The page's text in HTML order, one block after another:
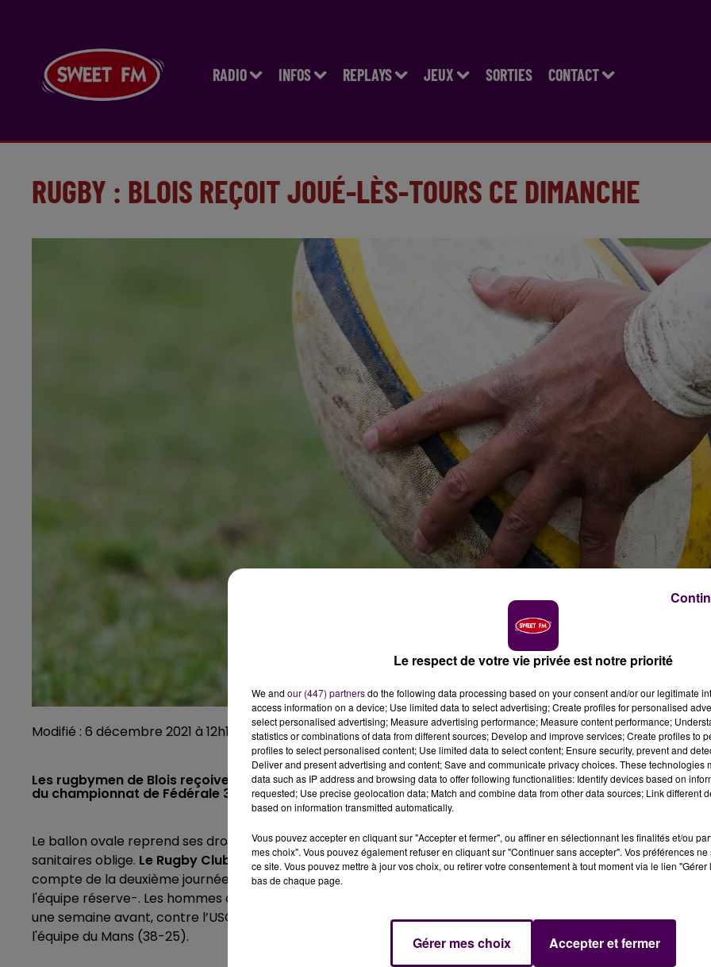
RADIO INFOS REPLAYS JEUX SORTIES CONTACT
RUGBY : BLOIS REÇOIT JOUÉ-LÈS-TOURS CE DIMANCHE
Modifié : 6 décembre 2021 à 12h12 par La rédaction Borderie
Les rugbymen de Blois reçoivent leurs voisins de Joué-lès-Tours ce dimanche 3 octobre, pour le
du championnat de Fédérale 3.
Le ballon ovale reprend ses droits au stade Saint-Georges, après onze mois d'interruption, crise et
sanitaires oblige. Le Rugby Club de Blois recevra ce dimanche 3 octobre l’US Joué-lès-Tours pour le
compte de la deuxième journée du championnat de Fédérale 3. Le coup d’envoi sera donné à 15h -13h30 pour
l'équipe réserve-. Les hommes de Yannick Ouadec et Florent Moulin avaient entamé la saison sur une victoire
une semaine avant, contre l’USO Massif-Central (16-20), de même que les Jocondiens s'étaient imposés face
l'équipe du Mans (38-25).
Le respect de votre vie privée est notre priorité
We and our (447) partnersdo the following data processing based on your consent and/or our legitimate
access information on a device; Use limited data to select advertising; Create profiles for personalised
select personalised advertising; Measure advertising performance; Measure content performance;
statistics or combinations of data from different sources; Develop and improve services; Create profiles to
profiles to select personalised content; Use limited data to select content; Ensure security, prevent and
Deliver and present advertising and content; Save and communicate privacy choices. These technologies
data such as IP address and browsing data to offer following functionalities: Identify devices based on
requested; Use precise geolocation data; Match and combine data from other data sources; Link different
based on information transmitted automatically.
Vous pouvez accepter en cliquant sur "Accepter et fermer", ou affiner en sélectionnant les finalités et/ou
mes choix". Vous pouvez également refuser en cliquant sur "Continuer sans accepter". Vos préférences
ce site. Vous pouvez mettre à jour vos choix, ou retirer votre consentement à tout moment via le lien
bas de chaque page.
Gérer mes choix Accepter et fermer